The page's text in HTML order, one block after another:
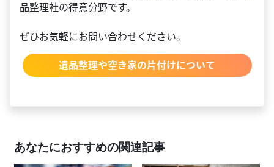
品整理社の得意分野です。
ぜひお気軽にお問い合わせください。
遺品整理や空き家の片付けについて
あなたにおすすめの関連記事